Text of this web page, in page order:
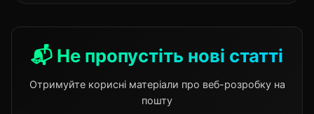
📬 Не пропустіть нові статті
Отримуйте корисні матеріали про веб-розробку на
пошту